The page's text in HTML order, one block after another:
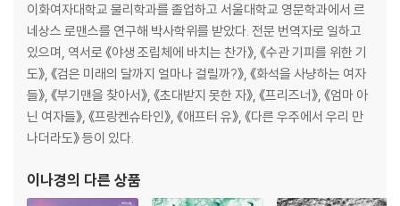
스톤스에서 2023년 ‘올해의 데뷔작’과 ‘올해의 소설’로 동시에 선정되었고
다음해에는 ‘올해의 영국 도서상’(데뷔 소설)을 수상했다.
이화여자대학교 물리학과를 졸업하고 서울대학교 영문학과에서 르
네상스 로맨스를 연구해 박사학위를 받았다. 전문 번역자로 일하고
있으며, 역서로 《야생 조립체에 바치는 찬가》, 《수관 기피를 위한 기
도》, 《검은 미래의 달까지 얼마나 걸릴까?》, 《화석을 사냥하는 여자
들》, 《부기맨을 찾아서》, 《초대받지 못한 자》, 《프리즈너》, 《엄마 아
닌 여자들》, 《프랑켄슈타인》, 《애프터 유》, 《다른 우주에서 우리 만
나더라도》 등이 있다.
이나경의 다른 상품